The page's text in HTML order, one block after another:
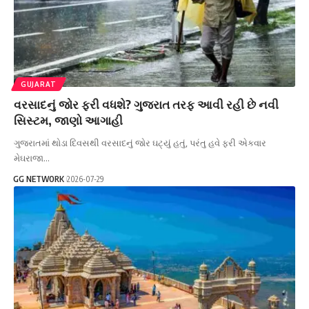
GUJARAT
વરસાદનું જોર ફરી વધશે? ગુજરાત તરફ આવી રહી છે નવી
સિસ્ટમ, જાણો આગાહી
ગુજરાતમાં થોડા દિવસથી વરસાદનું જોર ઘટ્યું હતું, પરંતુ હવે ફરી એકવાર
મેઘરાજા…
GG NETWORK 2026-07-29